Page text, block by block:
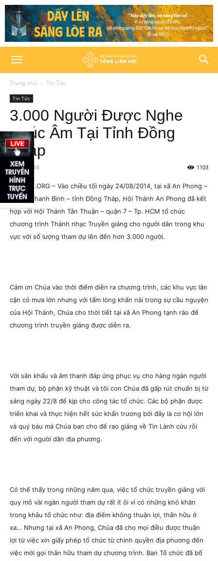
Trang chủ Tin Tức
Tin Tức
3.000 Người Được Nghe
Phúc Âm Tại Tỉnh Đồng
Tháp
24/08/2014 1103
HTTLVN.ORG – Vào chiều tối ngày 24/08/2014, tại xã An Phong –
huyện Thanh Bình – tỉnh Đồng Tháp, Hội Thánh An Phong đã kết
hợp với Hội Thánh Tân Thuận – quận 7 – Tp. HCM tổ chức
chương trình Thánh nhạc Truyền giảng cho người dân trong khu
vực với số lượng tham dự lên đến hơn 3.000 người.
Cảm ơn Chúa vào thời điểm diễn ra chương trình, các khu vực lân
cận có mưa lớn nhưng với tấm lòng khẩn nài trong sự cầu nguyện
của Hội Thánh, Chúa cho thời tiết tại xã An Phong tạnh ráo để
chương trình truyền giảng được diễn ra.
Với sân khấu và âm thanh đáp ứng phục vụ cho hàng ngàn người
tham dự, bộ phận kỹ thuật và tôi con Chúa đã gấp rút chuẩn bị từ
sáng ngày 22/8 để kịp cho công tác tổ chức. Các bộ phận được
triển khai và thực hiện hết sức khẩn trương bởi đây là cơ hội lớn
và quý báu mà Chúa ban cho để rao giảng về Tin Lành cứu rỗi
đến với người dân địa phương.
Có thể thấy trong những năm qua, việc tổ chức truyền giảng với
quy mô vài ngàn người tham dự rất ít ỏi vì có những khó khăn
trong khâu tổ chức như: địa điểm không thuận lợi, thân hữu ở
xa… Nhưng tại xã An Phong, Chúa đã cho mọi điều được thuận
lợi từ việc xin giấy phép tổ chức từ chính quyền địa phương đến
việc mời gọi thân hữu tham dự chương trình. Ban Tổ chức đã bố